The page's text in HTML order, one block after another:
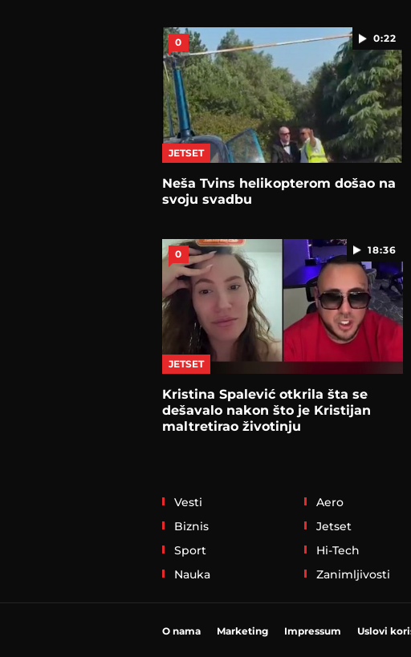
0:22
0
JETSET
Neša Tvins helikopterom došao na
svoju svadbu
18:36
0
JETSET
Kristina Spalević otkrila šta se
dešavalo nakon što je Kristijan
maltretirao životinju
Vesti
Biznis
Sport
Nauka
Aero
Jetset
Hi-Tech
Zanimljivosti
O nama Marketing Impressum Uslovi